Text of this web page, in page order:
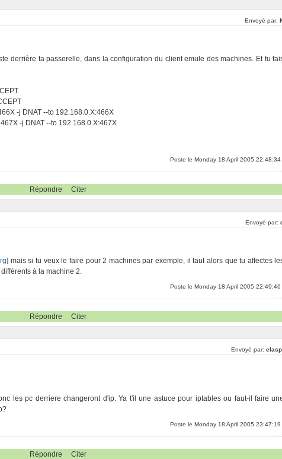
Envoyé par:
derrière ta passerelle, dans la configuration du client emule des machines. Et tu
-j DNAT --to 192.168.0.X:466X
-j DNAT --to 192.168.0.X:467X
Poste le Monday 18 April 2005 22:48:34
Répondre Citer
Envoyé par:
] mais si tu veux le faire pour 2 machines par exemple, il faut alors que tu affectes
à la machine 2.
Poste le Monday 18 April 2005 22:49:46
Répondre Citer
Envoyé par:
les pc derriere changeront d'ip. Ya t'il une astuce pour iptables ou faut-il faire
Poste le Monday 18 April 2005 23:47:19
Répondre Citer